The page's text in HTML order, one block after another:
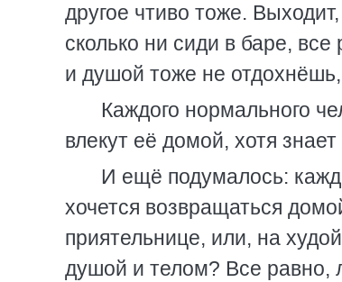
другое чтиво тоже.
сколько ни сиди в баре,
и душой тоже не
Каждого нормального
влекут её домой, хотя
И ещё подумалось:
хочется возвращаться
приятельнице, или, на
душой и телом? Все равно,